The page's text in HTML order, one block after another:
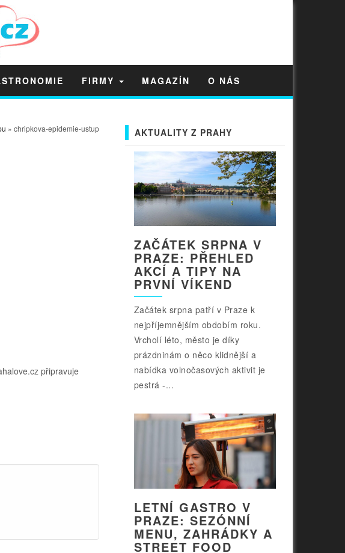
FIRMY MAGAZÍN O NÁS
» chripkova-epidemie-ustup
připravuje
AKTUALITY Z PRAHY
ZAČÁTEK SRPNA V
PRAZE: PŘEHLED
AKCÍ A TIPY NA
PRVNÍ VÍKEND
Začátek srpna patří v Praze k
nejpříjemnějším obdobím roku.
Vrcholí léto, město je díky
prázdninám o něco klidnější a
nabídka volnočasových aktivit je
pestrá -...
LETNÍ GASTRO V
PRAZE: SEZÓNNÍ
MENU, ZAHRÁDKY A
STREET FOOD